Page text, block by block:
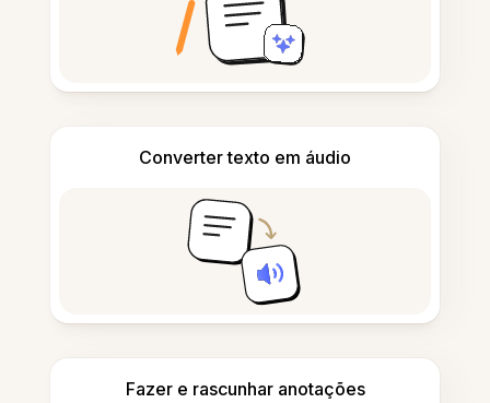
Converter texto em áudio
Fazer e rascunhar anotações